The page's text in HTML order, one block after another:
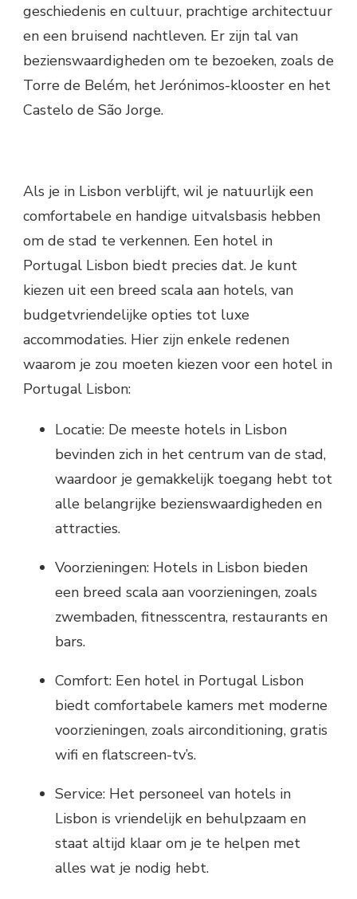
geschiedenis en cultuur, prachtige architectuur
en een bruisend nachtleven. Er zijn tal van
bezienswaardigheden om te bezoeken, zoals de
Torre de Belém, het Jerónimos-klooster en het
Castelo de São Jorge.
Als je in Lisbon verblijft, wil je natuurlijk een
comfortabele en handige uitvalsbasis hebben
om de stad te verkennen. Een hotel in
Portugal Lisbon biedt precies dat. Je kunt
kiezen uit een breed scala aan hotels, van
budgetvriendelijke opties tot luxe
accommodaties. Hier zijn enkele redenen
waarom je zou moeten kiezen voor een hotel in
Portugal Lisbon:
Locatie: De meeste hotels in Lisbon
bevinden zich in het centrum van de stad,
waardoor je gemakkelijk toegang hebt tot
alle belangrijke bezienswaardigheden en
attracties.
Voorzieningen: Hotels in Lisbon bieden
een breed scala aan voorzieningen, zoals
zwembaden, fitnesscentra, restaurants en
bars.
Comfort: Een hotel in Portugal Lisbon
biedt comfortabele kamers met moderne
voorzieningen, zoals airconditioning, gratis
wifi en flatscreen-tv’s.
Service: Het personeel van hotels in
Lisbon is vriendelijk en behulpzaam en
staat altijd klaar om je te helpen met
alles wat je nodig hebt.